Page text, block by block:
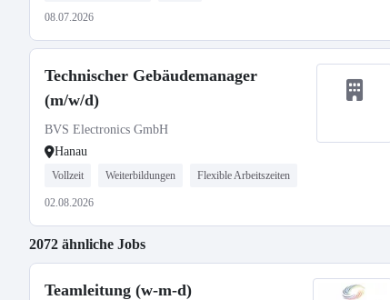
08.07.2026
Technischer Gebäudemanager
(m/w/d)
BVS Electronics GmbH
Hanau
Vollzeit Weiterbildungen Flexible Arbeitszeiten
02.08.2026
2072 ähnliche Jobs
Teamleitung (w-m-d)